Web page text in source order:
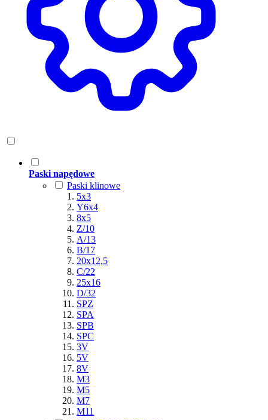
Paski napędowe
Paski klinowe
5x3
Y6x4
8x5
Z/10
A/13
B/17
20x12,5
C/22
25x16
D/32
SPZ
SPA
SPB
SPC
3V
5V
8V
M3
M5
M7
M11